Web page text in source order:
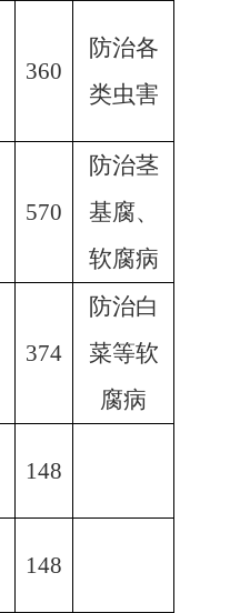
360
防治各
类虫害
570
防治茎
基腐、
软腐病
374
防治白
菜等软
腐病
148
148